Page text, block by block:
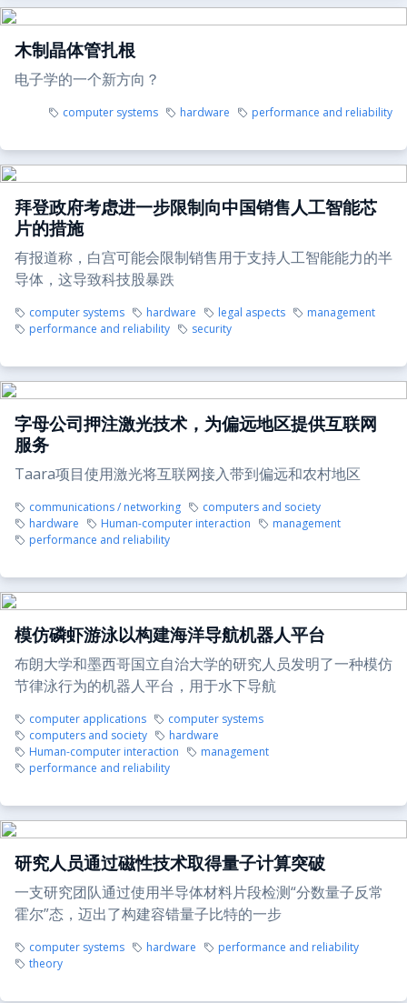
木制晶体管扎根
电子学的一个新方向？
computer systems hardware performance and reliability
拜登政府考虑进一步限制向中国销售人工智能芯
片的措施
有报道称，白宫可能会限制销售用于支持人工智能能力的半
导体，这导致科技股暴跌
computer systems hardware legal aspects
management
performance and reliability
security
字母公司押注激光技术，为偏远地区提供互联网
服务
Taara项目使用激光将互联网接入带到偏远和农村地区
communications / networking
computers and society
hardware
Human-computer interaction
management
performance and reliability
模仿磷虾游泳以构建海洋导航机器人平台
布朗大学和墨西哥国立自治大学的研究人员发明了一种模仿
节律泳行为的机器人平台，用于水下导航
computer applications
computer systems
computers and society
hardware
Human-computer interaction
management
performance and reliability
研究人员通过磁性技术取得量子计算突破
一支研究团队通过使用半导体材料片段检测“分数量子反常
霍尔”态，迈出了构建容错量子比特的一步
computer systems hardware
performance and reliability
theory